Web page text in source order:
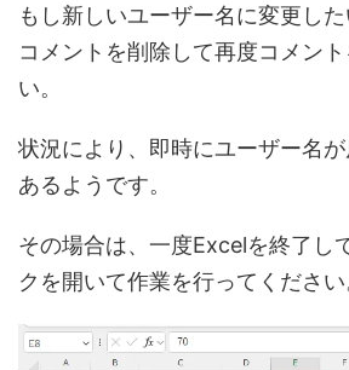
もし新しいユーザー名に変更し
コメントを削除して再度コメン
い。
状況により、即時にユーザー名
あるようです。
その場合は、一度Excelを終了し
クを開いて作業を行ってください